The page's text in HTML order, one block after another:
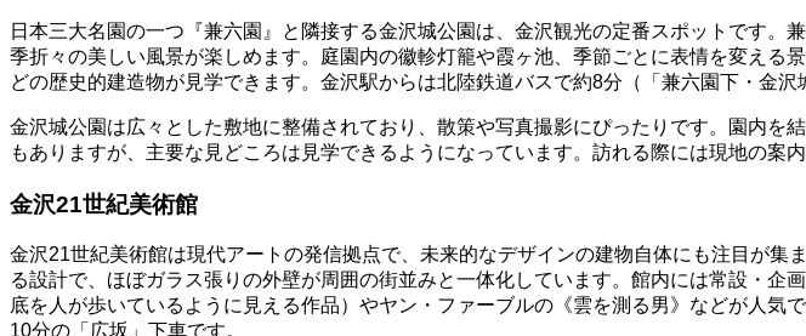
日本三大名園の一つ『兼六園』と隣接する金沢城公園は、金沢観光の定番スポットです
季折々の美しい風景が楽しめます。庭園内の徽軫灯籠や霞ヶ池、季節ごとに表情を変え
どの歴史的建造物が見学できます。金沢駅からは北陸鉄道バスで約8分（「兼六園下・金沢
金沢城公園は広々とした敷地に整備されており、散策や写真撮影にぴったりです。園内
もありますが、主要な見どころは見学できるようになっています。訪れる際には現地の案
金沢21世紀美術館
金沢21世紀美術館は現代アートの発信拠点で、未来的なデザインの建物自体にも注目が
る設計で、ほぼガラス張りの外壁が周囲の街並みと一体化しています。館内には常設・
底を人が歩いているように見える作品）やヤン・ファーブルの《雲を測る男》などが人
10分の「広坂」下車です。